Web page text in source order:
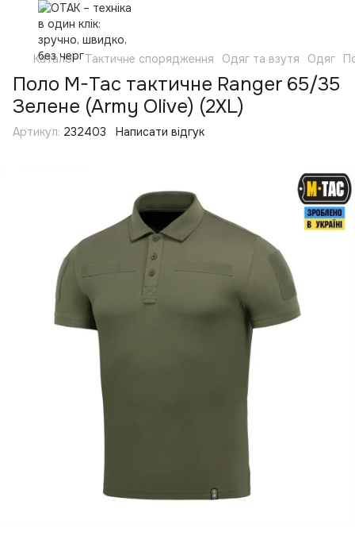
Каталог Тактичне спорядження Одяг та взутя Одяг
Поло M-Tac тактичне Ranger 65/35
Зелене (Army Olive) (2XL)
Артикул: 232403 Написати відгук